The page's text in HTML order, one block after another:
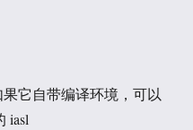
它自带编译环境，可以
iasl